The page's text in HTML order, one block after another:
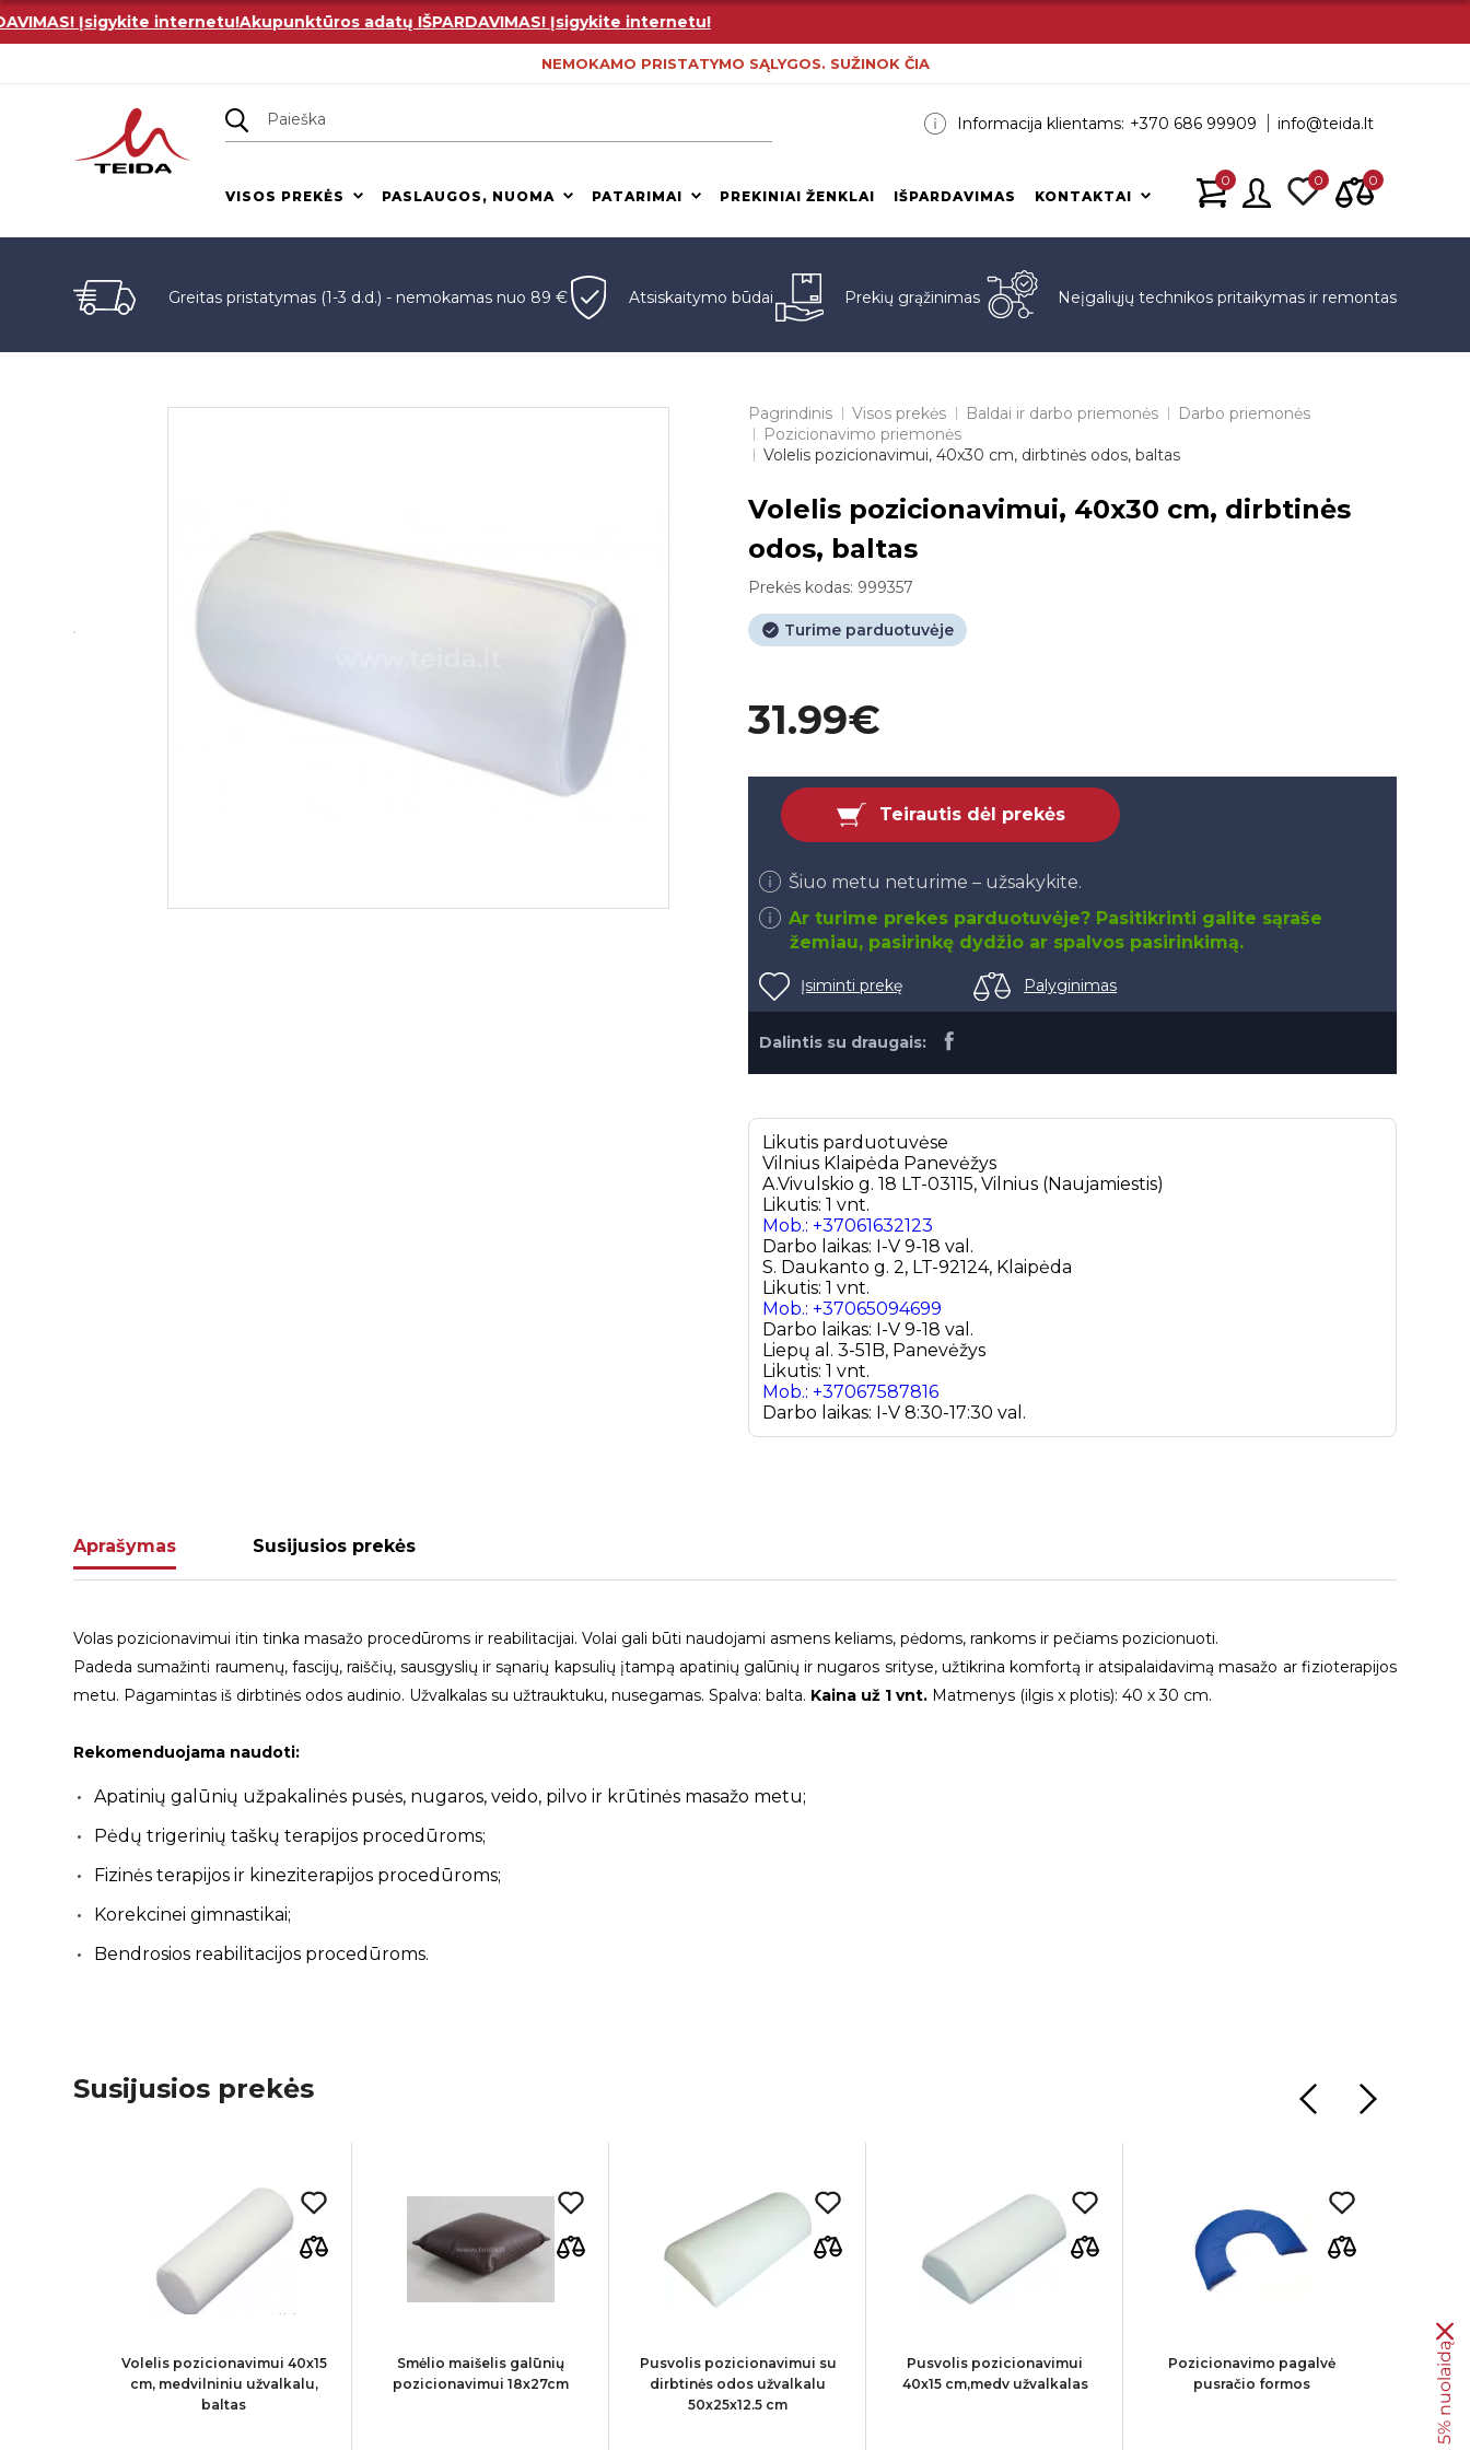
Įsigykite internetu!Akupunktūros adatų IŠPARDAVIMAS! Įsigykite internetu!
NEMOKAMO PRISTATYMO SĄLYGOS. SUŽINOK ČIA
Informacija klientams: +370 686 99909 info@teida.lt
VISOS PREKĖS PASLAUGOS, NUOMA PATARIMAI PREKINIAI ŽENKLAI IŠPARDAVIMAS KONTAKTAI
0 0 0
Greitas pristatymas (1-3 d.d.) - nemokamas nuo 89 € Atsiskaitymo būdai Prekių grąžinimas Neįgaliųjų technikos pritaikymas ir remontas
Pagrindinis Visos prekės Baldai ir darbo priemonės
Darbo priemonės
Pozicionavimo priemonės
Volelis pozicionavimui, 40x30 cm, dirbtinės odos, baltas
Volelis pozicionavimui, 40x30 cm, dirbtinės
odos, baltas
Prekės kodas: 999357
Turime parduotuvėje
31.99€
Teirautis dėl prekės
Šiuo metu neturime – užsakykite.
Ar turime prekes parduotuvėje? Pasitikrinti galite sąraše
žemiau, pasirinkę dydžio ar spalvos pasirinkimą.
Įsiminti prekę Palyginimas
Dalintis su draugais:
Likutis parduotuvėse
Vilnius Klaipėda Panevėžys
A.Vivulskio g. 18 LT-03115, Vilnius (Naujamiestis)
Likutis: 1 vnt.
Mob.: +37061632123
Darbo laikas: I-V 9-18 val.
S. Daukanto g. 2, LT-92124, Klaipėda
Likutis: 1 vnt.
Mob.: +37065094699
Darbo laikas: I-V 9-18 val.
Liepų al. 3-51B, Panevėžys
Likutis: 1 vnt.
Mob.: +37067587816
Darbo laikas: I-V 8:30-17:30 val.
Aprašymas Susijusios prekės
Volas pozicionavimui itin tinka masažo procedūroms ir reabilitacijai. Volai gali būti naudojami asmens keliams, pėdoms, rankoms ir pečiams pozicionuoti.
Padeda sumažinti raumenų, fascijų, raiščių, sausgyslių ir sąnarių kapsulių įtampą apatinių galūnių ir nugaros srityse, užtikrina komfortą ir atsipalaidavimą masažo ar fizioterapijos
metu. Pagamintas iš dirbtinės odos audinio. Užvalkalas su užtrauktuku, nusegamas. Spalva: balta. Kaina už 1 vnt. Matmenys (ilgis x plotis): 40 x 30 cm.
Rekomenduojama naudoti:
Apatinių galūnių užpakalinės pusės, nugaros, veido, pilvo ir krūtinės masažo metu;
Pėdų trigerinių taškų terapijos procedūroms;
Fizinės terapijos ir kineziterapijos procedūroms;
Korekcinei gimnastikai;
Bendrosios reabilitacijos procedūroms.
Susijusios prekės
Volelis pozicionavimui 40x15
cm, medvilniniu užvalkalu,
baltas
Smėlio maišelis galūnių
pozicionavimui 18x27cm
Pusvolis pozicionavimui su
dirbtinės odos užvalkalu
50x25x12.5 cm
Pusvolis pozicionavimui
40x15 cm,medv užvalkalas
Pozicionavimo pagalvė
pusračio formos
volas
Gauk 5% nuolaidą